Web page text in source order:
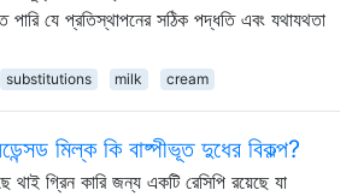
পারি যে প্রতিস্থাপনের সঠিক পদ্ধতি এবং যথাযথতা
substitutions milk cream
মিল্ক কি বাষ্পীভূত দুধের বিকল্প?
থাই গ্রিন কারি জন্য একটি রেসিপি রয়েছে যা